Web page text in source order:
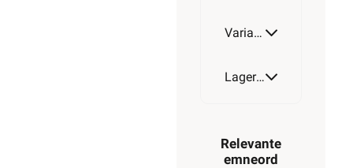
Varianter av artikkel
Lagerstatus
Relevante
emneord